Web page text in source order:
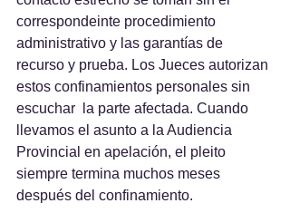
correspondeinte procedimiento
administrativo y las garantías de
recurso y prueba. Los Jueces autorizan
estos confinamientos personales sin
escuchar  la parte afectada. Cuando
llevamos el asunto a la Audiencia
Provincial en apelación, el pleito
siempre termina muchos meses
después del confinamiento.